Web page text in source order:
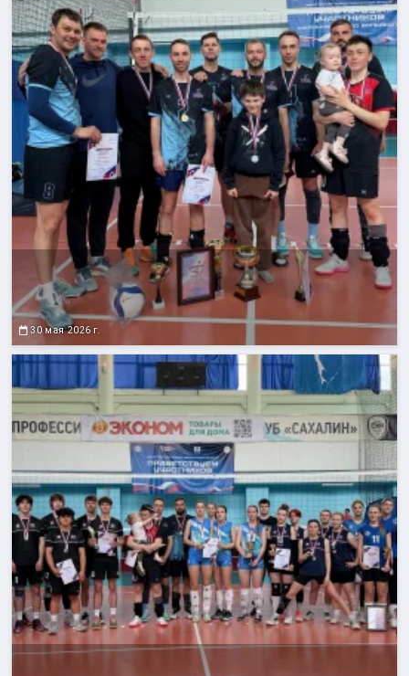
30 мая 2026 г.